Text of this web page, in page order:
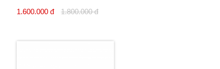
1.600.000 đ
1.800.000 đ